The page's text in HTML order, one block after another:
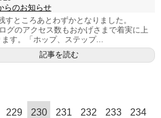
らのお知らせ
すところあとわずかとなりました。
グのアクセス数もおかげさまで着実に上
ます。「ホップ、ステップ...
記事を読む
229 230 231 232 233 234